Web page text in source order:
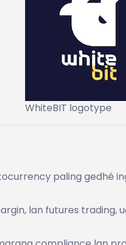
WhiteBIT logotype
paling gedhé
lan futures trading,